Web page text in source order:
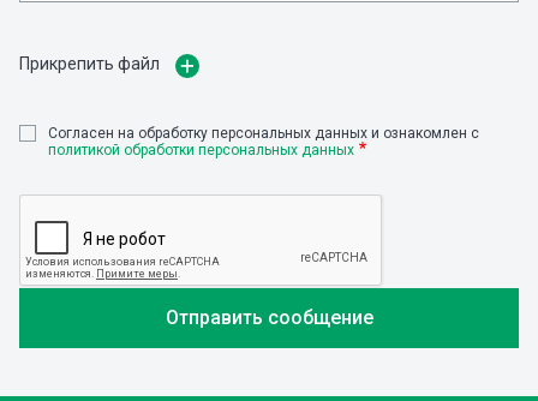
Прикрепить файл
Cогласен на обработку персональных данных и ознакомлен с
политикой обработки персональных данных